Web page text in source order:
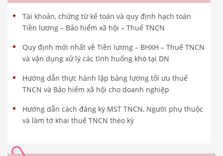
Tài khoản, chứng từ kế toán và quy định hạch toán
Tiền lương – Bảo hiểm xã hội – Thuế TNCN
Quy định mới nhất về Tiền lương – BHXH – Thuế TNCN
và vận dụng xử lý các tình huống khó tại DN
Hướng dẫn thực hành lập bảng lương tối ưu thuế
TNCN và Bảo hiểm xã hội cho doanh nghiệp
Hướng dẫn cách đăng ký MST TNCN, Người phụ thuộc
và làm tờ khai thuế TNCN theo kỳ